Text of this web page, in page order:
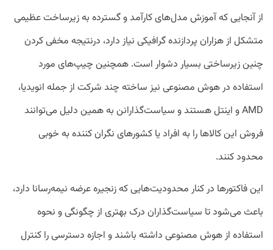
از آنجایی که آموزش مدل‌های کارآمد و گسترده به زیرساخت عظیمی
متشکل از هزاران پردازنده گرافیکی نیاز دارد، درنتیجه مخفی کردن
چنین زیرساختی بسیار دشوار است. همچنین چیپ‌های مورد
استفاده در هوش مصنوعی نیز ساخته چند شرکت از جمله انویدیا،
AMD و اینتل هستند و سیاست‌گذارانن به همین دلیل می‌توانند
فروش این کالاها را به افراد یا کشور‌های نگران کننده به خوبی
محدود کنند.
این فاکتورها در کنار محدودیت‌هایی که زنجیره عرضه نیمه‌رسانا دارد،
باعث می‌شود تا سیاست‌گذاران درک بهتری از چگونگی و نحوه
استفاده از هوش مصنوعی داشته باشند و اجازه دسترسی را کنترل